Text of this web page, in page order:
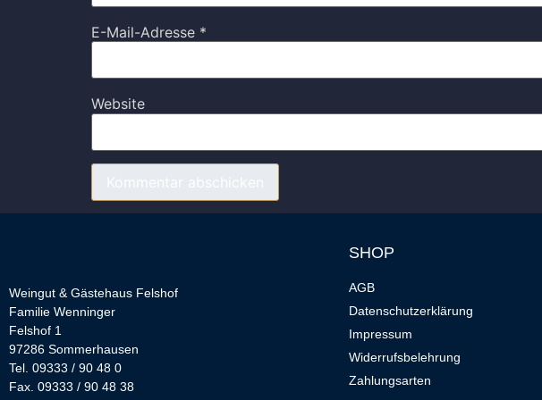
E-Mail-Adresse *
Website
Weingut & Gästehaus Felshof
Familie Wenninger
Felshof 1
97286 Sommerhausen
Tel. 09333 / 90 48 0
Fax. 09333 / 90 48 38
SHOP
AGB
Datenschutzerklärung
Impressum
Widerrufsbelehrung
Zahlungsarten